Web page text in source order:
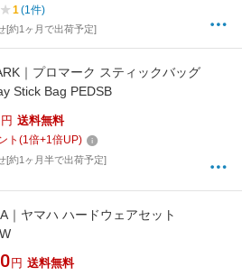
1(1件)
[約1ヶ月で出荷予定]
｜プロマーク スティックバッグ
Stick Bag PEDSB
円 送料無料
ト (1倍+1倍UP)
[約1ヶ月半で出荷予定]
｜ヤマハ ハードウェアセット
円 送料無料